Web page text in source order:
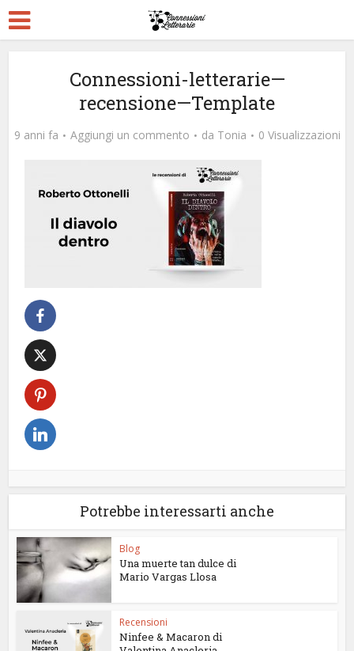
Connessioni-letterarie—
recensione—Template
9 anni fa Aggiungi un commento da Tonia 0 Visualizzazioni
Potrebbe interessarti anche
Blog
Una muerte tan dulce di
Mario Vargas Llosa
Recensioni
Ninfee & Macaron di